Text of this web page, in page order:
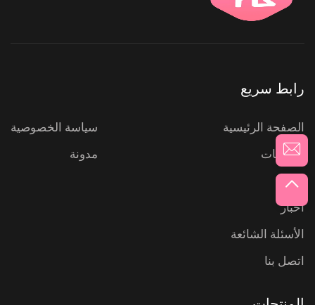
رابط سريع
الصفحة الرئيسية
المنتجات
عنّا
أخبار
الأسئلة الشائعة
اتصل بنا
سياسة الخصوصية
مدونة